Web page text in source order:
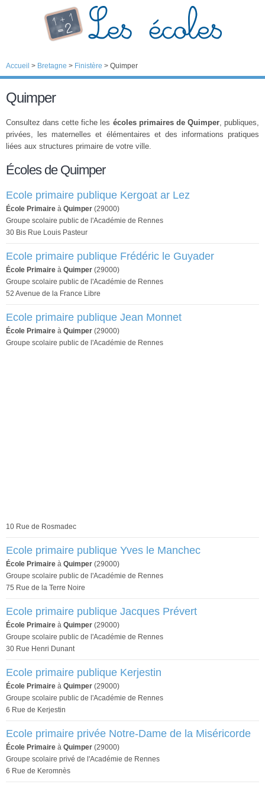
Accueil > Bretagne > Finistère > Quimper
Quimper
Consultez dans cette fiche les écoles primaires de Quimper, publiques,
privées, les maternelles et élémentaires et des informations pratiques
liées aux structures primaire de votre ville.
Écoles de Quimper
Ecole primaire publique Kergoat ar Lez
École Primaire à Quimper (29000)
Groupe scolaire public de l'Académie de Rennes
30 Bis Rue Louis Pasteur
Ecole primaire publique Frédéric le Guyader
École Primaire à Quimper (29000)
Groupe scolaire public de l'Académie de Rennes
52 Avenue de la France Libre
Ecole primaire publique Jean Monnet
École Primaire à Quimper (29000)
Groupe scolaire public de l'Académie de Rennes
10 Rue de Rosmadec
Ecole primaire publique Yves le Manchec
École Primaire à Quimper (29000)
Groupe scolaire public de l'Académie de Rennes
75 Rue de la Terre Noire
Ecole primaire publique Jacques Prévert
École Primaire à Quimper (29000)
Groupe scolaire public de l'Académie de Rennes
30 Rue Henri Dunant
Ecole primaire publique Kerjestin
École Primaire à Quimper (29000)
Groupe scolaire public de l'Académie de Rennes
6 Rue de Kerjestin
Ecole primaire privée Notre-Dame de la Miséricorde
École Primaire à Quimper (29000)
Groupe scolaire privé de l'Académie de Rennes
6 Rue de Keromnès